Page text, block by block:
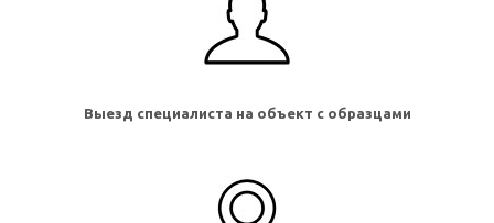
Выезд специалиста на объект с образцами